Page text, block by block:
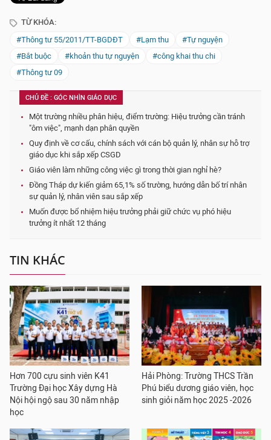
TỪ KHÓA:
#Thông tư 55/2011/TT-BGDĐT
#Lạm thu
#Tự nguyện
#Bắt buộc
#khoản thu tự nguyện
#công khai thu chi
#Thông tư 09
CHỦ ĐỀ : GÓC NHÌN GIÁO DỤC
Một trường nhiều phân hiệu, điểm trường: Hiệu trưởng cần tránh
"ôm việc", mạnh dạn phân quyền
Quy định về cơ cấu, chính sách với cán bộ quản lý, nhân sự hỗ trợ
giáo dục khi sắp xếp CSGD
Giáo viên làm những công việc gì trong thời gian nghỉ hè?
Đồng Tháp dự kiến giảm 65,1% số trường, hướng dẫn bố trí nhân
sự quản lý, nhân viên sau sắp xếp
Muốn được bổ nhiệm hiệu trưởng phải giữ chức vụ phó hiệu
trưởng ít nhất 12 tháng
TIN KHÁC
Hơn 700 cựu sinh viên K41
Trường Đại học Xây dựng Hà
Nội hội ngộ sau 30 năm nhập
học
Hải Phòng: Trường THCS Trần
Phú biểu dương giáo viên, học
sinh giỏi năm học 2025 -2026